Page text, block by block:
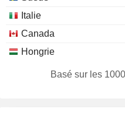
Italie
Canada
Hongrie
LuxembourgBasé sur les